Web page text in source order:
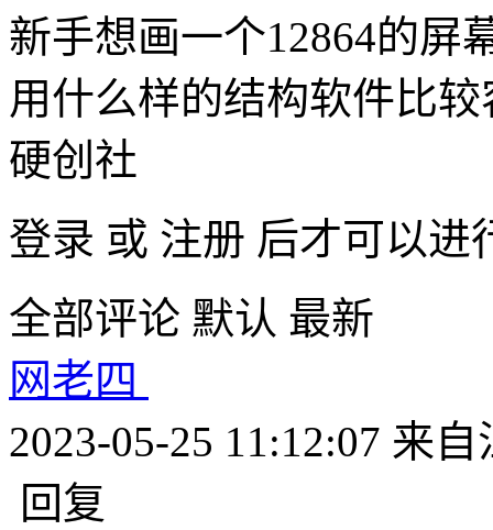
新手想画一个12864的屏
用什么样的结构软件比
硬创社
登录 或 注册 后才可以进
全部评论 默认 最新
网老四
2023-05-25 11:12:07 来自
回复